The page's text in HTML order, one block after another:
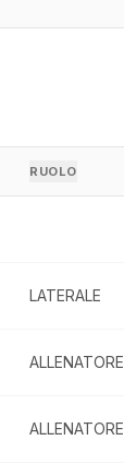
RUOLO
LATERALE
ALLENATORE
ALLENATORE